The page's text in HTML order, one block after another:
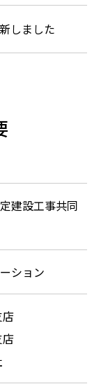
しました
建設工事共同
ション